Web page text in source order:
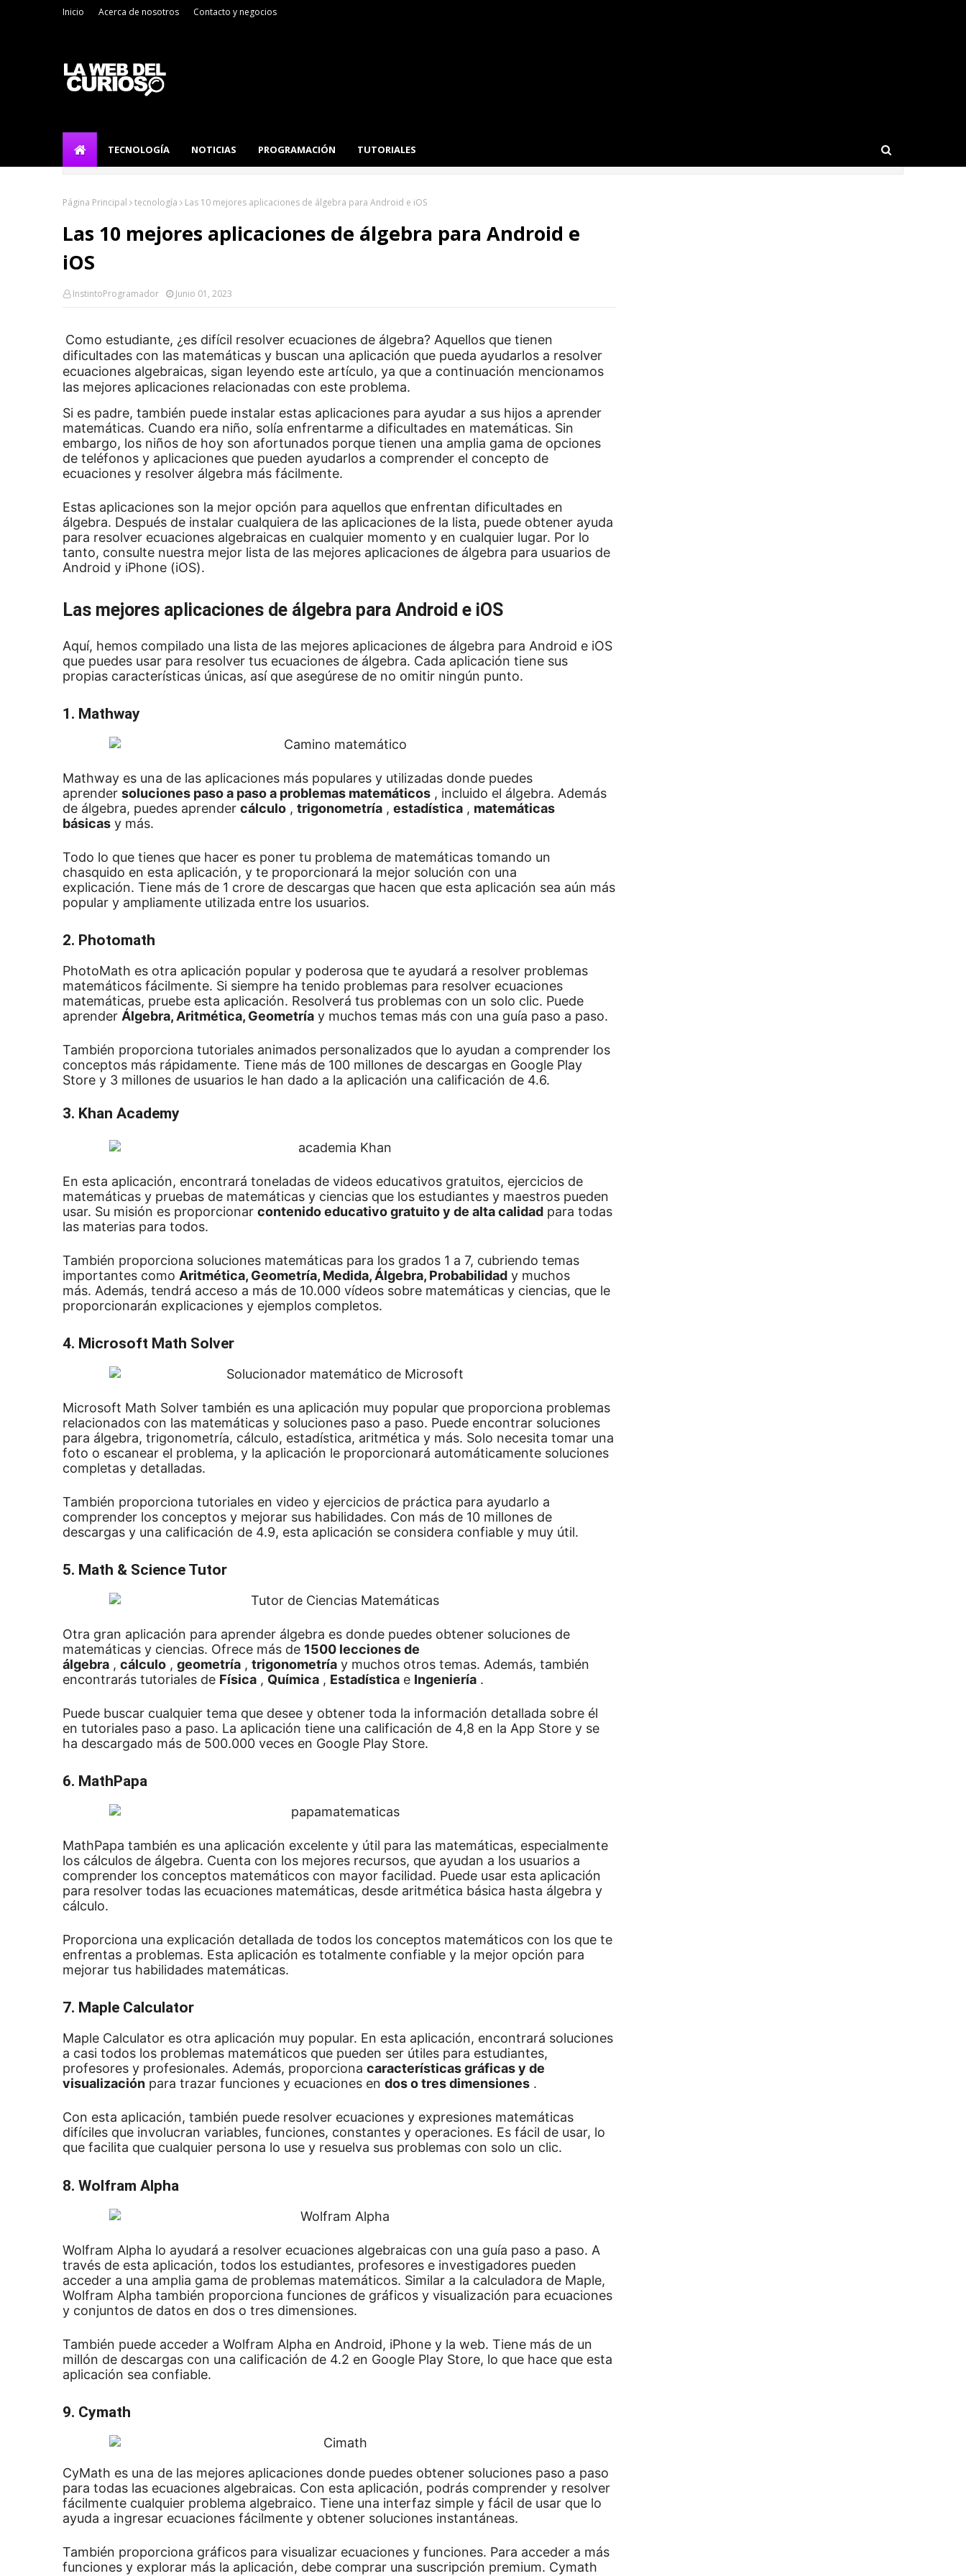
Inicio Acerca de nosotros Contacto y negocios
TECNOLOGÍA NOTICIAS PROGRAMACIÓN TUTORIALES
Página Principal tecnología Las 10 mejores aplicaciones de álgebra para Android e iOS
Las 10 mejores aplicaciones de álgebra para Android e
iOS
InstintoProgramador Junio 01, 2023
Como estudiante, ¿es difícil resolver ecuaciones de álgebra? Aquellos que tienen
dificultades con las matemáticas y buscan una aplicación que pueda ayudarlos a resolver
ecuaciones algebraicas, sigan leyendo este artículo, ya que a continuación mencionamos
las mejores aplicaciones relacionadas con este problema.
Si es padre, también puede instalar estas aplicaciones para ayudar a sus hijos a aprender
matemáticas. Cuando era niño, solía enfrentarme a dificultades en matemáticas. Sin
embargo, los niños de hoy son afortunados porque tienen una amplia gama de opciones
de teléfonos y aplicaciones que pueden ayudarlos a comprender el concepto de
ecuaciones y resolver álgebra más fácilmente.
Estas aplicaciones son la mejor opción para aquellos que enfrentan dificultades en
álgebra. Después de instalar cualquiera de las aplicaciones de la lista, puede obtener ayuda
para resolver ecuaciones algebraicas en cualquier momento y en cualquier lugar. Por lo
tanto, consulte nuestra mejor lista de las mejores aplicaciones de álgebra para usuarios de
Android y iPhone (iOS).
Las mejores aplicaciones de álgebra para Android e iOS
Aquí, hemos compilado una lista de las mejores aplicaciones de álgebra para Android e iOS
que puedes usar para resolver tus ecuaciones de álgebra. Cada aplicación tiene sus
propias características únicas, así que asegúrese de no omitir ningún punto.
1. Mathway
Mathway es una de las aplicaciones más populares y utilizadas donde puedes
aprender soluciones paso a paso a problemas matemáticos , incluido el álgebra. Además
de álgebra, puedes aprender cálculo , trigonometría , estadística , matemáticas
básicas y más.
Todo lo que tienes que hacer es poner tu problema de matemáticas tomando un
chasquido en esta aplicación, y te proporcionará la mejor solución con una
explicación. Tiene más de 1 crore de descargas que hacen que esta aplicación sea aún más
popular y ampliamente utilizada entre los usuarios.
2. Photomath
PhotoMath es otra aplicación popular y poderosa que te ayudará a resolver problemas
matemáticos fácilmente. Si siempre ha tenido problemas para resolver ecuaciones
matemáticas, pruebe esta aplicación. Resolverá tus problemas con un solo clic. Puede
aprender Álgebra, Aritmética, Geometría y muchos temas más con una guía paso a paso.
También proporciona tutoriales animados personalizados que lo ayudan a comprender los
conceptos más rápidamente. Tiene más de 100 millones de descargas en Google Play
Store y 3 millones de usuarios le han dado a la aplicación una calificación de 4.6.
3. Khan Academy
En esta aplicación, encontrará toneladas de videos educativos gratuitos, ejercicios de
matemáticas y pruebas de matemáticas y ciencias que los estudiantes y maestros pueden
usar. Su misión es proporcionar contenido educativo gratuito y de alta calidad para todas
las materias para todos.
También proporciona soluciones matemáticas para los grados 1 a 7, cubriendo temas
importantes como Aritmética, Geometría, Medida, Álgebra, Probabilidad y muchos
más. Además, tendrá acceso a más de 10.000 vídeos sobre matemáticas y ciencias, que le
proporcionarán explicaciones y ejemplos completos.
4. Microsoft Math Solver
Microsoft Math Solver también es una aplicación muy popular que proporciona problemas
relacionados con las matemáticas y soluciones paso a paso. Puede encontrar soluciones
para álgebra, trigonometría, cálculo, estadística, aritmética y más. Solo necesita tomar una
foto o escanear el problema, y ​​la aplicación le proporcionará automáticamente soluciones
completas y detalladas.
También proporciona tutoriales en video y ejercicios de práctica para ayudarlo a
comprender los conceptos y mejorar sus habilidades. Con más de 10 millones de
descargas y una calificación de 4.9, esta aplicación se considera confiable y muy útil.
5. Math & Science Tutor
Otra gran aplicación para aprender álgebra es donde puedes obtener soluciones de
matemáticas y ciencias. Ofrece más de 1500 lecciones de
álgebra , cálculo , geometría , trigonometría y muchos otros temas. Además, también
encontrarás tutoriales de Física , Química , Estadística e Ingeniería .
Puede buscar cualquier tema que desee y obtener toda la información detallada sobre él
en tutoriales paso a paso. La aplicación tiene una calificación de 4,8 en la App Store y se
ha descargado más de 500.000 veces en Google Play Store.
6. MathPapa
MathPapa también es una aplicación excelente y útil para las matemáticas, especialmente
los cálculos de álgebra. Cuenta con los mejores recursos, que ayudan a los usuarios a
comprender los conceptos matemáticos con mayor facilidad. Puede usar esta aplicación
para resolver todas las ecuaciones matemáticas, desde aritmética básica hasta álgebra y
cálculo.
Proporciona una explicación detallada de todos los conceptos matemáticos con los que te
enfrentas a problemas. Esta aplicación es totalmente confiable y la mejor opción para
mejorar tus habilidades matemáticas.
7. Maple Calculator
Maple Calculator es otra aplicación muy popular. En esta aplicación, encontrará soluciones
a casi todos los problemas matemáticos que pueden ser útiles para estudiantes,
profesores y profesionales. Además, proporciona características gráficas y de
visualización para trazar funciones y ecuaciones en dos o tres dimensiones .
Con esta aplicación, también puede resolver ecuaciones y expresiones matemáticas
difíciles que involucran variables, funciones, constantes y operaciones. Es fácil de usar, lo
que facilita que cualquier persona lo use y resuelva sus problemas con solo un clic.
8. Wolfram Alpha
Wolfram Alpha lo ayudará a resolver ecuaciones algebraicas con una guía paso a paso. A
través de esta aplicación, todos los estudiantes, profesores e investigadores pueden
acceder a una amplia gama de problemas matemáticos. Similar a la calculadora de Maple,
Wolfram Alpha también proporciona funciones de gráficos y visualización para ecuaciones
y conjuntos de datos en dos o tres dimensiones.
También puede acceder a Wolfram Alpha en Android, iPhone y la web. Tiene más de un
millón de descargas con una calificación de 4.2 en Google Play Store, lo que hace que esta
aplicación sea confiable.
9. Cymath
CyMath es una de las mejores aplicaciones donde puedes obtener soluciones paso a paso
para todas las ecuaciones algebraicas. Con esta aplicación, podrás comprender y resolver
fácilmente cualquier problema algebraico. Tiene una interfaz simple y fácil de usar que lo
ayuda a ingresar ecuaciones fácilmente y obtener soluciones instantáneas.
También proporciona gráficos para visualizar ecuaciones y funciones. Para acceder a más
funciones y explorar más la aplicación, debe comprar una suscripción premium. Cymath